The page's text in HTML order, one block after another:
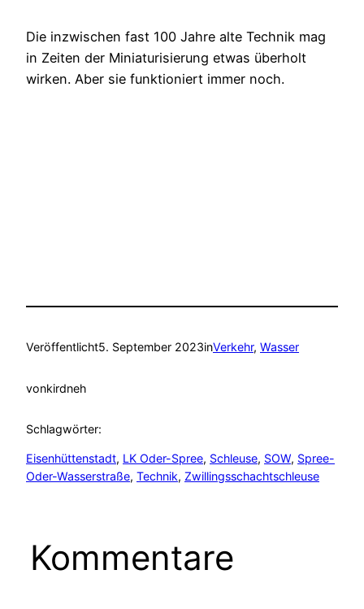
Die inzwischen fast 100 Jahre alte Technik mag
in Zeiten der Miniaturisierung etwas überholt
wirken. Aber sie funktioniert immer noch.
Veröffentlicht5. September 2023inVerkehr, Wasser
vonkirdneh
Schlagwörter:
Eisenhüttenstadt, LK Oder-Spree, Schleuse, SOW, Spree-
Oder-Wasserstraße, Technik, Zwillingsschachtschleuse
Kommentare